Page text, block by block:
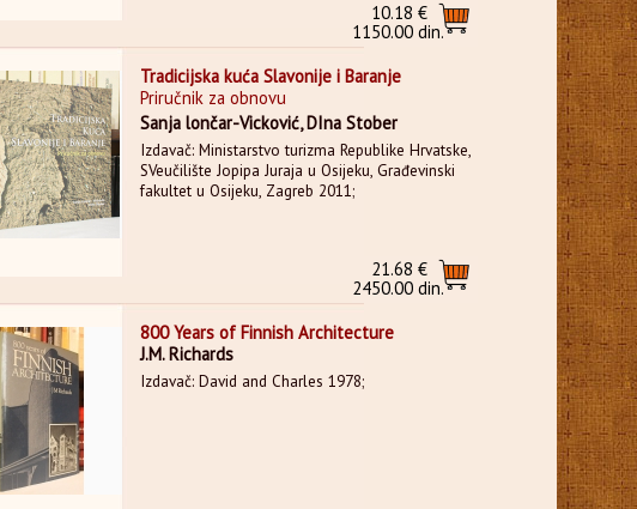
10.18 €
1150.00 din.
Tradicijska kuća Slavonije i Baranje
Priručnik za obnovu
Sanja lončar-Vicković, DIna Stober
Izdavač: Ministarstvo turizma Republike Hrvatske,
SVeučilište Jopipa Juraja u Osijeku, Građevinski
fakultet u Osijeku, Zagreb 2011;
21.68 €
2450.00 din.
800 Years of Finnish Architecture
J.M. Richards
Izdavač: David and Charles 1978;